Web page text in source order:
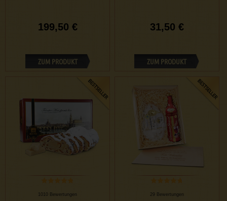
199,50 €
ZUM PRODUKT
31,50 €
ZUM PRODUKT
1010 Bewertungen 29 Bewertungen